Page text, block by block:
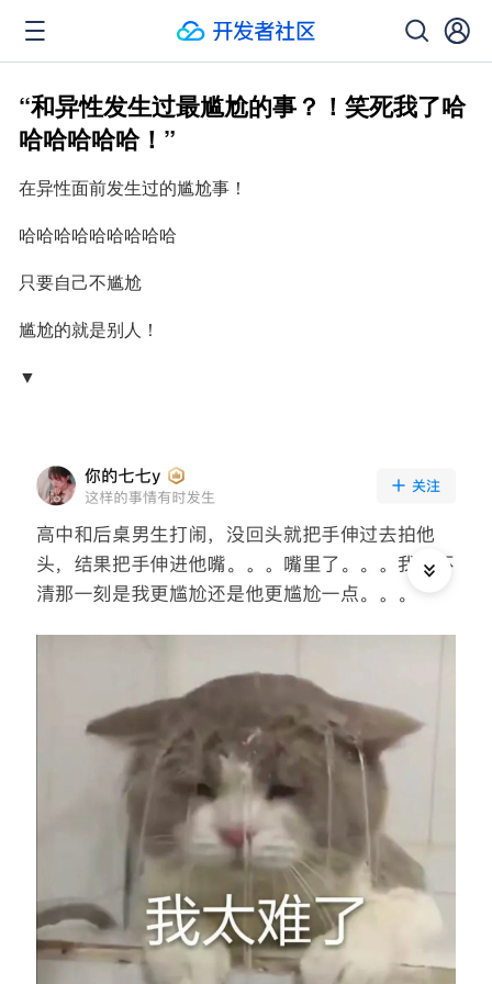
“和异性发生过最尴尬的事？！笑死我了哈
哈哈哈哈哈！”
在异性面前发生过的尴尬事！
哈哈哈哈哈哈哈哈哈
只要自己不尴尬
尴尬的就是别人！
▼